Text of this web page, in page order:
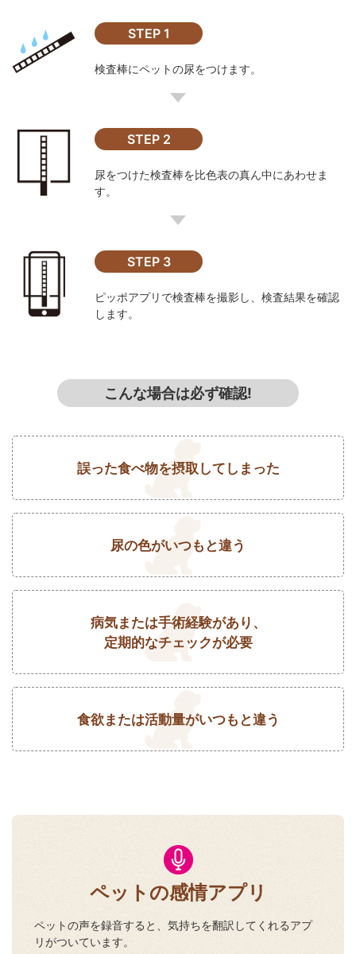
STEP 1
検査棒にペットの尿をつけます。
STEP 2
尿をつけた検査棒を比色表の真ん中にあわせま
す。
STEP 3
ピッポアプリで検査棒を撮影し、検査結果を確認
します。
こんな場合は必ず確認!
誤った食べ物を摂取してしまった
尿の色がいつもと違う
病気または手術経験があり、
定期的なチェックが必要
食欲または活動量がいつもと違う
ペットの感情アプリ
ペットの声を録音すると、気持ちを翻訳してくれるアプ
リがついています。